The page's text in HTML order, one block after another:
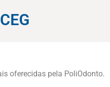
oferecidas pela PoliOdonto.